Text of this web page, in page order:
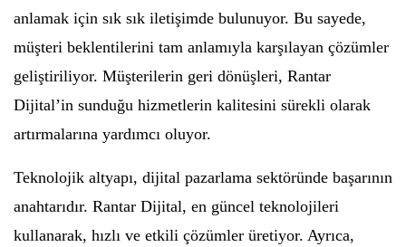
anlamak için sık sık iletişimde bulunuyor. Bu sayede,
müşteri beklentilerini tam anlamıyla karşılayan çözümler
geliştiriliyor. Müşterilerin geri dönüşleri, Rantar
Dijital’in sunduğu hizmetlerin kalitesini sürekli olarak
artırmalarına yardımcı oluyor.
Teknolojik altyapı, dijital pazarlama sektöründe başarının
anahtarıdır. Rantar Dijital, en güncel teknolojileri
kullanarak, hızlı ve etkili çözümler üretiyor. Ayrıca,